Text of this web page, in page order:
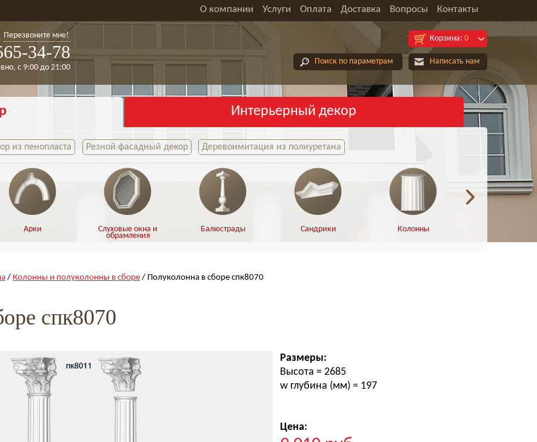
О компании Услуги Оплата Доставка Вопросы Контакты
Перезвоните мне!
34-78
с 9:00 до 21:00
Корзина: 0
Написать нам
Поиск по параметрам
Интерьерный декор
из пенопласта Резной фасадный декор Деревоимитация из полиуретана
Арки Слуховые окна и
обрамления
Балюстрады Сандрики Колонны
/ Колонны и полуколонны в сборе / Полуколонна в сборе спк8070
спк8070
Размеры:
Высота = 2685
w глубина (мм)= 197
Цена: